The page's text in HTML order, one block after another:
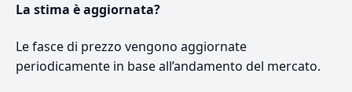
La stima è aggiornata?
Le fasce di prezzo vengono aggiornate
periodicamente in base all’andamento del mercato.